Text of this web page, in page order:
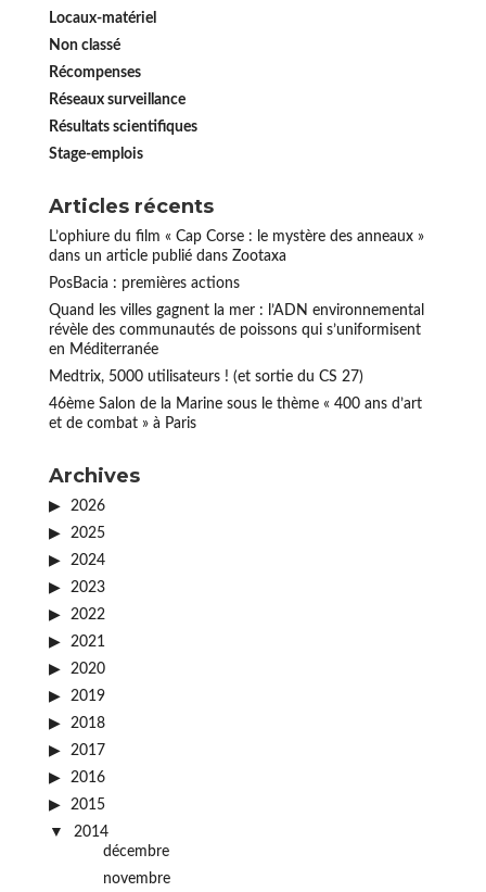
Locaux-matériel
Non classé
Récompenses
Réseaux surveillance
Résultats scientifiques
Stage-emplois
Articles récents
L’ophiure du film « Cap Corse : le mystère des anneaux »
dans un article publié dans Zootaxa
PosBacia : premières actions
Quand les villes gagnent la mer : l’ADN environnemental
révèle des communautés de poissons qui s’uniformisent
en Méditerranée
Medtrix, 5000 utilisateurs ! (et sortie du CS 27)
46ème Salon de la Marine sous le thème « 400 ans d’art
et de combat » à Paris
Archives
2026
2025
2024
2023
2022
2021
2020
2019
2018
2017
2016
2015
2014
décembre
novembre